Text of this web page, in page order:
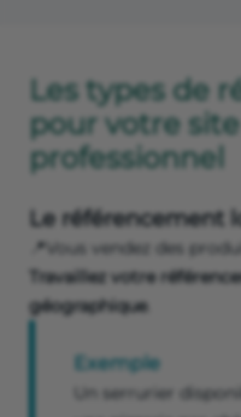
Les types de
pour votre
professionnel
Le référencement
📍Vous vendez des
Travaillez votre
géographique.
Exemple
Un serrurier